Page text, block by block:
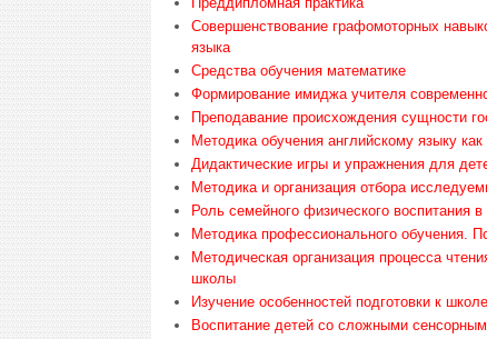
Совершенствование графомоторных
языка
Средства обучения математике
Формирование имиджа учителя
Преподавание происхождения сущности
Методика обучения английскому языку
Дидактические игры и упражнения для
Методика и организация отбора
Роль семейного физического воспитания
Методика профессионального обучения.
Методическая организация процесса
школы
Изучение особенностей подготовки к
Воспитание детей со сложными